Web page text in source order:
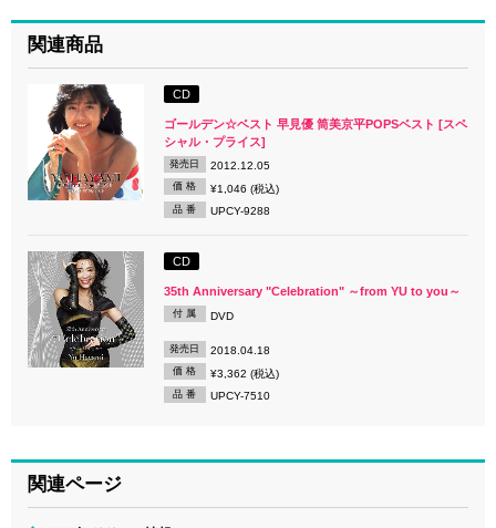
関連商品
CD
ゴールデン☆ベスト 早見優 筒美京平POPSベスト [スペ
シャル・プライス]
発売日 2012.12.05
価 格 ¥1,046 (税込)
品 番 UPCY-9288
CD
35th Anniversary "Celebration" ～from YU to you～
付 属 DVD
発売日 2018.04.18
価 格 ¥3,362 (税込)
品 番 UPCY-7510
関連ページ